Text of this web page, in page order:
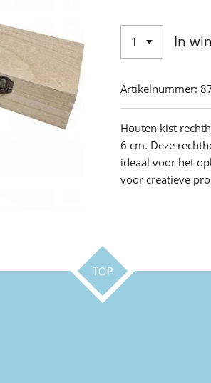
In
Artikelnummer:
Houten kist
6 cm. Deze
ideaal voor het
voor creatieve
TOP